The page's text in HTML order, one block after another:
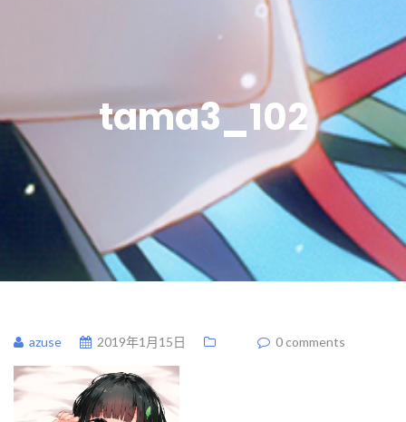
tama3_102
azuse 2019年1月15日 0 comments